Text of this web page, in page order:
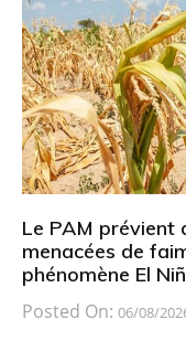
Le PAM prévient
menacées de
phénomène El
Posted On: 06/08/